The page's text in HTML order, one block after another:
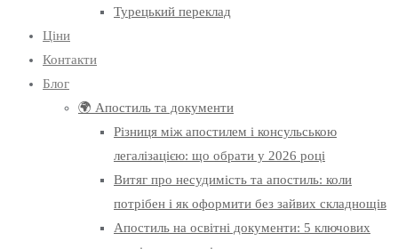
Турецький переклад
Ціни
Контакти
Блог
🌍 Апостиль та документи
Різниця між апостилем і консульською
легалізацією: що обрати у 2026 році
Витяг про несудимість та апостиль: коли
потрібен і як оформити без зайвих складнощів
Апостиль на освітні документи: 5 ключових